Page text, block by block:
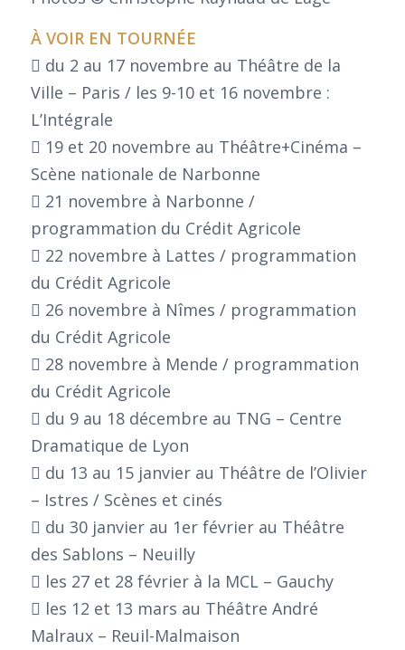
À VOIR EN TOURNÉE
 du 2 au 17 novembre au Théâtre de la
Ville – Paris / les 9-10 et 16 novembre :
L’Intégrale
 19 et 20 novembre au Théâtre+Cinéma –
Scène nationale de Narbonne
 21 novembre à Narbonne /
programmation du Crédit Agricole
 22 novembre à Lattes / programmation
du Crédit Agricole
 26 novembre à Nîmes / programmation
du Crédit Agricole
 28 novembre à Mende / programmation
du Crédit Agricole
 du 9 au 18 décembre au TNG – Centre
Dramatique de Lyon
 du 13 au 15 janvier au Théâtre de l’Olivier
– Istres / Scènes et cinés
 du 30 janvier au 1er février au Théâtre
des Sablons – Neuilly
 les 27 et 28 février à la MCL – Gauchy
 les 12 et 13 mars au Théâtre André
Malraux – Reuil-Malmaison